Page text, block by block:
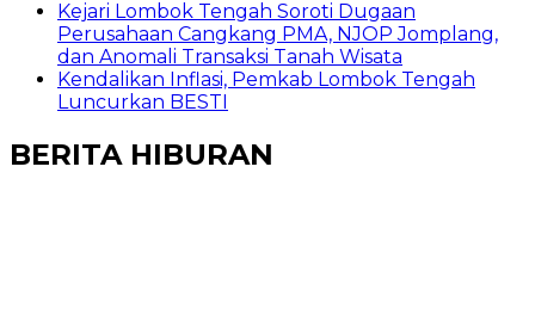
Kejari Lombok Tengah Soroti Dugaan
Perusahaan Cangkang PMA, NJOP Jomplang,
dan Anomali Transaksi Tanah Wisata
Kendalikan Inflasi, Pemkab Lombok Tengah
Luncurkan BESTI
BERITA HIBURAN